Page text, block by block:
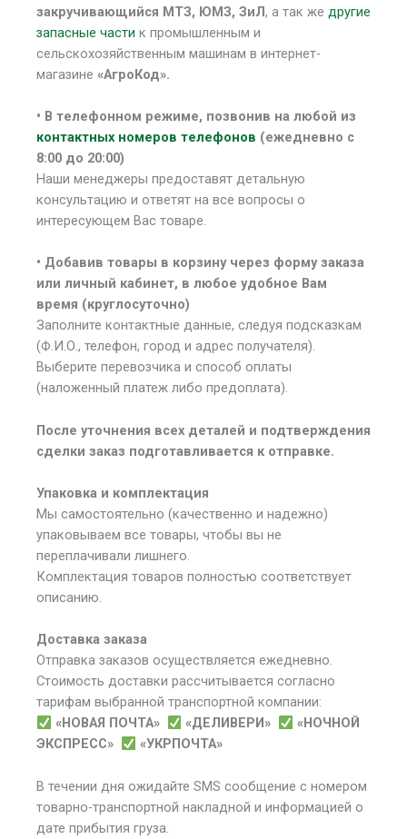
закручивающийся МТЗ, ЮМЗ, ЗиЛ, а так же другие
запасные части к промышленным и
сельскохозяйственным машинам в интернет-
магазине «АгроКод».
• В телефонном режиме, позвонив на любой из
контактных номеров телефонов (ежедневно с
8:00 до 20:00)
Наши менеджеры предоставят детальную
консультацию и ответят на все вопросы о
интересующем Вас товаре.
• Добавив товары в корзину через форму заказа
или личный кабинет, в любое удобное Вам
время (круглосуточно)
Заполните контактные данные, следуя подсказкам
(Ф.И.О., телефон, город и адрес получателя).
Выберите перевозчика и способ оплаты
(наложенный платеж либо предоплата).
После уточнения всех деталей и подтверждения
сделки заказ подготавливается к отправке.
Упаковка и комплектация
Мы самостоятельно (качественно и надежно)
упаковываем все товары, чтобы вы не
переплачивали лишнего.
Комплектация товаров полностью соответствует
описанию.
Доставка заказа
Отправка заказов осуществляется ежедневно.
Стоимость доставки рассчитывается согласно
тарифам выбранной транспортной компании:
«НОВАЯ ПОЧТА»
«ДЕЛИВЕРИ»
«НОЧНОЙ
ЭКСПРЕСС»
«УКРПОЧТА»
В течении дня ожидайте SMS сообщение с номером
товарно-транспортной накладной и информацией о
дате прибытия груза.